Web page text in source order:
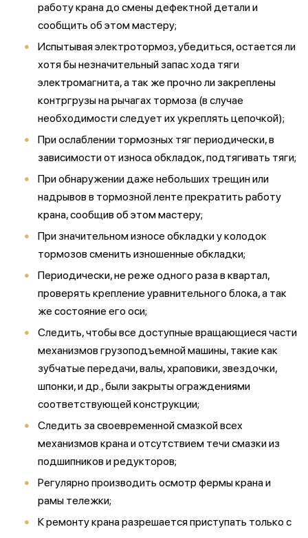
работу крана до смены дефектной детали и
сообщить об этом мастеру;
Испытывая электротормоз, убедиться, остается ли
хотя бы незначительный запас хода тяги
электромагнита, а так же прочно ли закреплены
контргрузы на рычагах тормоза (в случае
необходимости следует их укреплять цепочкой);
При ослаблении тормозных тяг периодически, в
зависимости от износа обкладок, подтягивать тяги;
При обнаружении даже небольших трещин или
надрывов в тормозной ленте прекратить работу
крана, сообщив об этом мастеру;
При значительном износе обкладки у колодок
тормозов сменить изношенные обкладки;
Периодически, не реже одного раза в квартал,
проверять крепление уравнительного блока, а так
же состояние его оси;
Следить, чтобы все доступные вращающиеся части
механизмов грузоподъемной машины, такие как
зубчатые передачи, валы, храповики, звездочки,
шпонки, и др., были закрыты ограждениями
соответствующей конструкции;
Следить за своевременной смазкой всех
механизмов крана и отсутствием течи смазки из
подшипников и редукторов;
Регулярно производить осмотр фермы крана и
рамы тележки;
К ремонту крана разрешается приступать только с